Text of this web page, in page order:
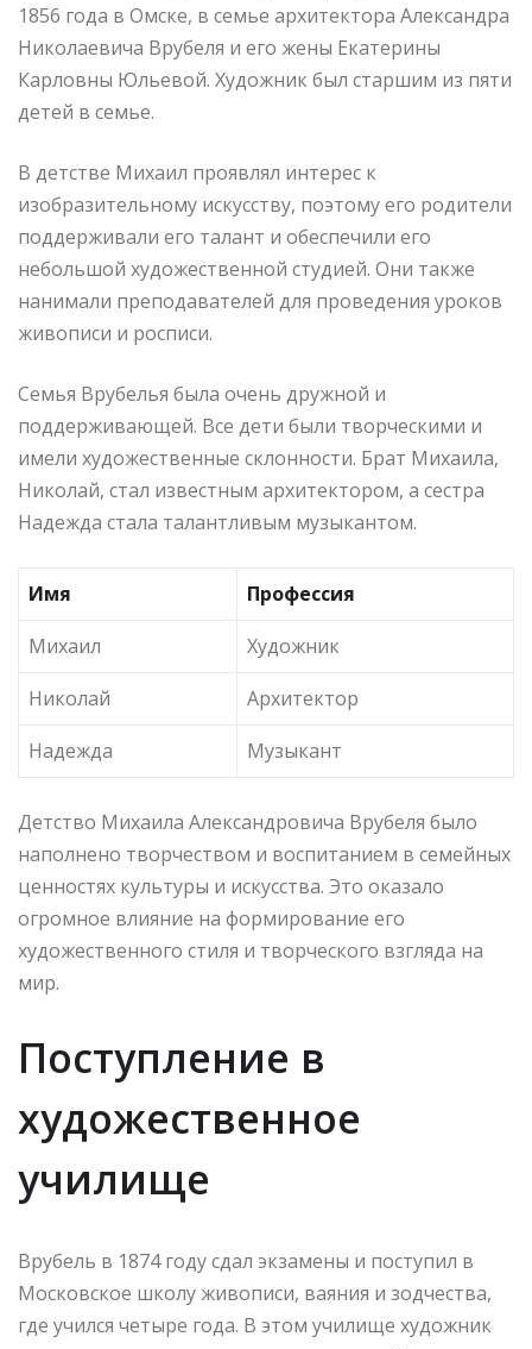
1856 года в Омске, в семье архитектора Александра
Николаевича Врубеля и его жены Екатерины
Карловны Юльевой. Художник был старшим из пяти
детей в семье.
В детстве Михаил проявлял интерес к
изобразительному искусству, поэтому его родители
поддерживали его талант и обеспечили его
небольшой художественной студией. Они также
нанимали преподавателей для проведения уроков
живописи и росписи.
Семья Врубелья была очень дружной и
поддерживающей. Все дети были творческими и
имели художественные склонности. Брат Михаила,
Николай, стал известным архитектором, а сестра
Надежда стала талантливым музыкантом.
Имя
Профессия
Михаил
Художник
Николай
Архитектор
Надежда
Музыкант
Детство Михаила Александровича Врубеля было
наполнено творчеством и воспитанием в семейных
ценностях культуры и искусства. Это оказало
огромное влияние на формирование его
художественного стиля и творческого взгляда на
мир.
Поступление в
художественное
училище
Врубель в 1874 году сдал экзамены и поступил в
Московское школу живописи, ваяния и зодчества,
где учился четыре года. В этом училище художник